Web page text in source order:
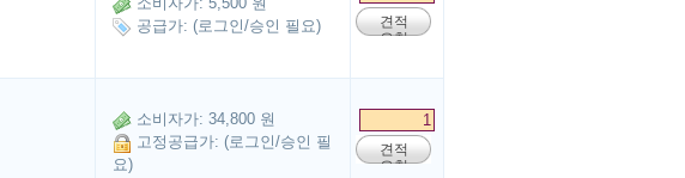
공급가: (로그인/승인 필요)
견적
요청
소비자가: 34,800 원
고정공급가: (로그인/승인 필
요)
견적
요청